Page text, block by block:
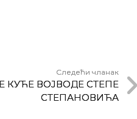
Следећи чланак
КУЋЕ ВОЈВОДЕ СТЕПЕ
СТЕПАНОВИЋА